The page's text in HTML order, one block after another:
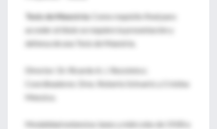
Tesis de Maestría:
Como requisito final para
acceder al título se requiere la presentación y
defensa de una Tesis de Maestría.
Director: Dr. Ricardo A. J. Rezzónico;
Coordinadores: Dres. Roberto Schvartz y Cristina
Menzica.
Modalidad extensiva: lunes y miércoles de 19.00 a